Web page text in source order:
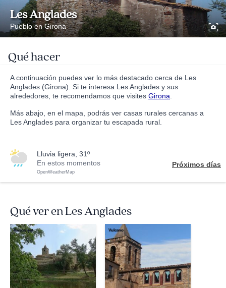
Les Anglades
Pueblo en Girona
Qué hacer
A continuación puedes ver lo más destacado cerca de Les
Anglades (Girona). Si te interesa Les Anglades y sus
alrededores, te recomendamos que visites Girona
Más abajo, en el mapa, podrás ver casas rurales cercanas a
Les Anglades para organizar tu escapada rural.
lluvia ligera, 31º
En estos momentos
OpenWeatherMap
Próximos días
Qué ver en Les Anglades
lluiscanyet Vulcano